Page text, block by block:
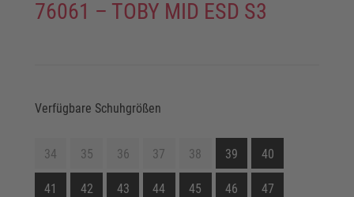
76061 – TOBY MID ESD S3
Verfügbare Schuhgrößen
34 35 36 37 38 39 40
41 42 43 44 45 46 47